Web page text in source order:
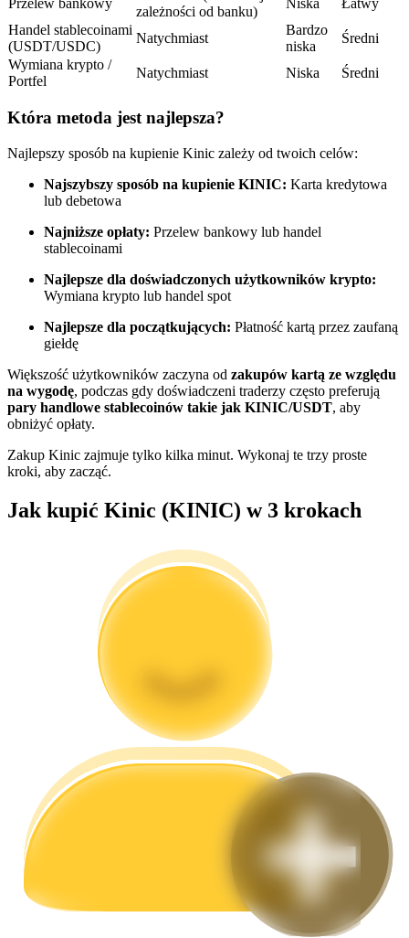
Kopiowanie Transakcji
Dołącz do najlepszych traderów
Zostań traderem kopiującym
Ciesz się podziałem zysków i prowizjami z kopiowania
transakcji
Informacja
Analiza Big Data, w tym informacje handlowe itp.
Przewodnik
Przewodnik dla początkujących dotyczący kontraktów futures
Strategie handlowe
Przelew bankowy
zależności od banku)
Niska
Łatwy
Handel stablecoinami
(USDT/USDC)
Natychmiast
Bardzo
niska
Średni
Wymiana krypto /
Portfel
Natychmiast Niska Średni
Która metoda jest najlepsza?
Najlepszy sposób na kupienie Kinic zależy od twoich celów:
Najszybszy sposób na kupienie KINIC: Karta kredytowa
lub debetowa
Najniższe opłaty: Przelew bankowy lub handel
stablecoinami
Najlepsze dla doświadczonych użytkowników krypto:
Wymiana krypto lub handel spot
Najlepsze dla początkujących: Płatność kartą przez zaufaną
giełdę
Większość użytkowników zaczyna od zakupów kartą ze względu
na wygodę, podczas gdy doświadczeni traderzy często preferują
pary handlowe stablecoinów takie jak KINIC/USDT, aby
obniżyć opłaty.
Zakup Kinic zajmuje tylko kilka minut. Wykonaj te trzy proste
kroki, aby zacząć.
Jak kupić Kinic (KINIC) w 3 krokach